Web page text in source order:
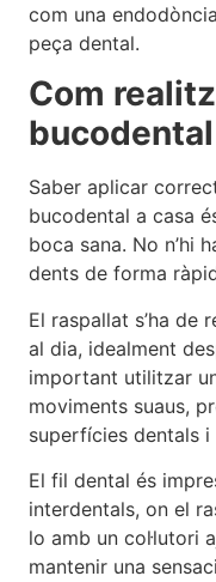
com una
peça dental.
Com
Saber aplicar
bucodental a casa
boca sana. No n’hi
dents de forma
El raspallat s’ha de
al dia, idealment
important utilitzar
moviments suaus,
superfícies dentals i
El fil dental és
interdentals, on el
lo amb un col·lutori
mantenir una